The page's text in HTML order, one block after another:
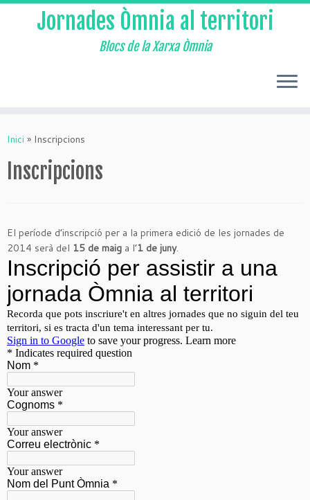
to
Jornades Òmnia al territori
Blocs de la Xarxa Òmnia
Inici » Inscripcions
Inscripcions
El període d’inscripció per a la primera edició de les jornades de
2014 serà del 15 de maig a l’1 de juny.